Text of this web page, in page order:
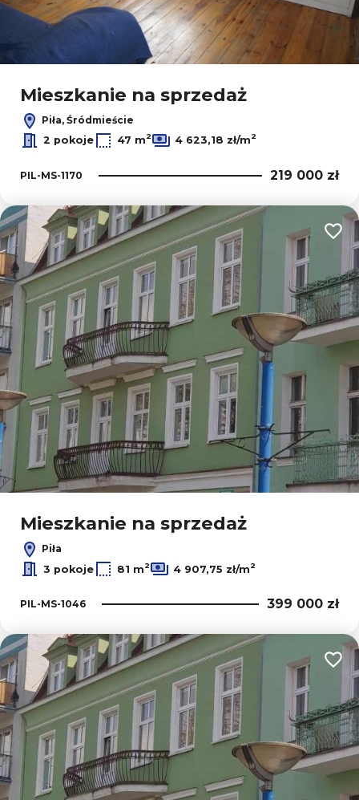
Mieszkanie na sprzedaż
Piła, Śródmieście
2 pokoje
47 m2 4 623,18 zł/m2
PIL-MS-1170 219 000 zł
Mieszkanie na sprzedaż
Piła
3 pokoje
81 m2 4 907,75 zł/m2
PIL-MS-1046 399 000 zł